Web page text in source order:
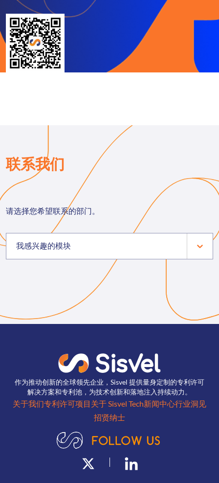
联系我们
请选择您希望联系的部门。
我感兴趣的模块
作为推动创新的全球领先企业，Sisvel 提供量身定制的专利许可
解决方案和专利池，为技术创新和落地注入持续动力。
关于我们专利许可项目 关于 Sisvel Tech新闻中心行业洞见
招贤纳士